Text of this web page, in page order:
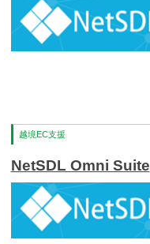
越境EC支援
NetSDL Omni Suite